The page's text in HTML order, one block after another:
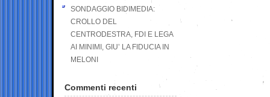
SONDAGGIO BIDIMEDIA:
CROLLO DEL
CENTRODESTRA, FDI E LEGA
AI MINIMI, GIU’ LA FIDUCIA IN
MELONI
Commenti recenti